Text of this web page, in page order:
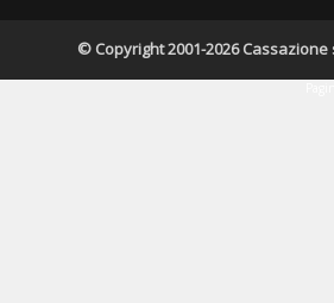
© Copyright 2001-2026 Cassazione